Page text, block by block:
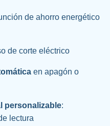
de ahorro energético
de corte eléctrico
en apagón o
personalizable:
lectura